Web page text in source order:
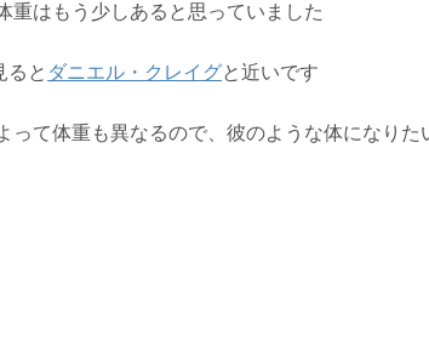
重はもう少しあると思っていました
ると ダニエル・クレイグと近いです
って体重も異なるので、彼のような体になり